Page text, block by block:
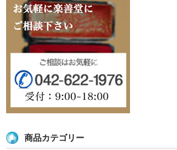
店舗沿革
関連サイト
印鑑リフォーム
外国人向けショップ
商品カテゴリー